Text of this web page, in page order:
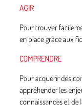
AGIR
Pour trouver
en place grâce aux
COMPRENDRE
Pour acquérir des
appréhender les
connaissances et de